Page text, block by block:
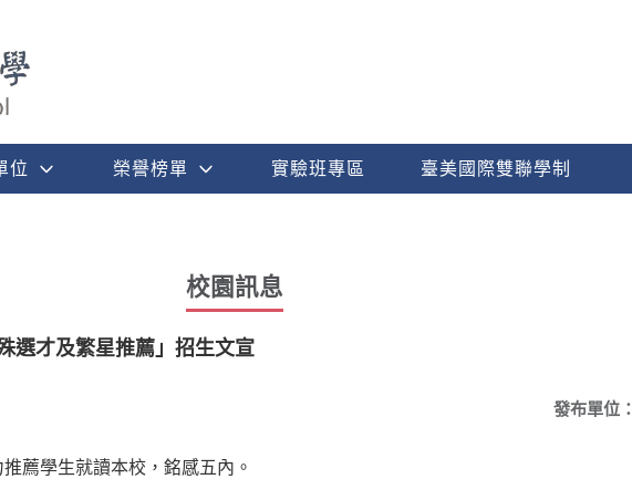
位 榮譽榜單 實驗班專區 臺美國際雙聯學制
校園訊息
選才及繁星推薦」招生文宣
發布單位：
薦學生就讀本校，銘感五內。